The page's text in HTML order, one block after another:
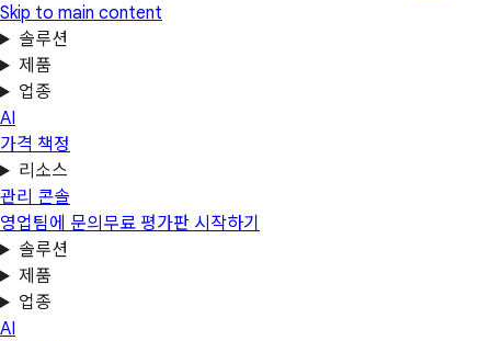
Skip to main content
솔루션
제품
업종
AI
가격 책정
리소스
관리 콘솔
영업팀에 문의 무료 평가판 시작하기
솔루션
제품
업종
AI